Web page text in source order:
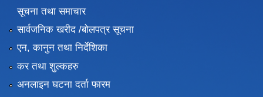
सूचना तथा समाचार
सार्वजनिक खरीद /बोलपत्र सूचना
एन, कानुन तथा निर्देशिका
कर तथा शुल्कहरु
अनलाइन घटना दर्ता फारम